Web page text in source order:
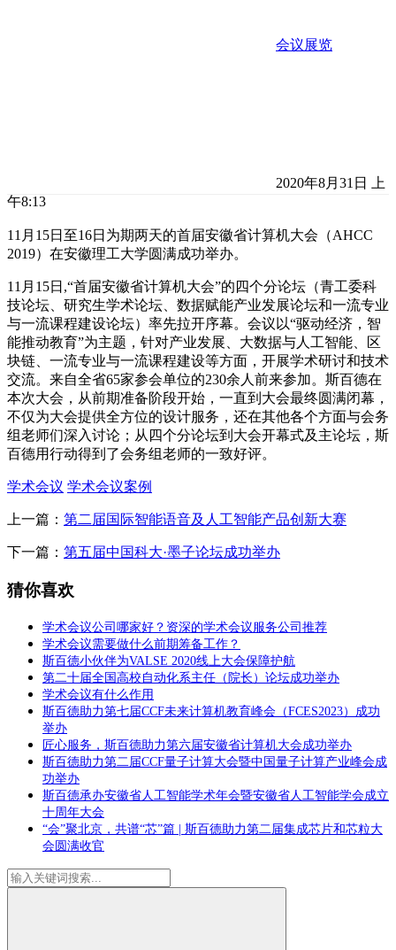
会议展览
2020年8月31日 上
午8:13
11月15日至16日为期两天的首届安徽省计算机大会（AHCC
2019）在安徽理工大学圆满成功举办。
11月15日,“首届安徽省计算机大会”的四个分论坛（青工委科
技论坛、研究生学术论坛、数据赋能产业发展论坛和一流专业
与一流课程建设论坛）率先拉开序幕。会议以“驱动经济，智
能推动教育”为主题，针对产业发展、大数据与人工智能、区
块链、一流专业与一流课程建设等方面，开展学术研讨和技术
交流。来自全省65家参会单位的230余人前来参加。斯百德在
本次大会，从前期准备阶段开始，一直到大会最终圆满闭幕，
不仅为大会提供全方位的设计服务，还在其他各个方面与会务
组老师们深入讨论；从四个分论坛到大会开幕式及主论坛，斯
百德用行动得到了会务组老师的一致好评。
学术会议 学术会议案例
上一篇： 第二届国际智能语音及人工智能产品创新大赛
下一篇： 第五届中国科大·墨子论坛成功举办
猜你喜欢
学术会议公司哪家好？资深的学术会议服务公司推荐
学术会议需要做什么前期筹备工作？
斯百德小伙伴为VALSE 2020线上大会保障护航
第二十届全国高校自动化系主任（院长）论坛成功举办
学术会议有什么作用
斯百德助力第七届CCF未来计算机教育峰会（FCES2023）成功
举办
匠心服务，斯百德助力第六届安徽省计算机大会成功举办
斯百德助力第二届CCF量子计算大会暨中国量子计算产业峰会成
功举办
斯百德承办安徽省人工智能学术年会暨安徽省人工智能学会成立
十周年大会
“会”聚北京，共谱“芯”篇 | 斯百德助力第二届集成芯片和芯粒大
会圆满收官